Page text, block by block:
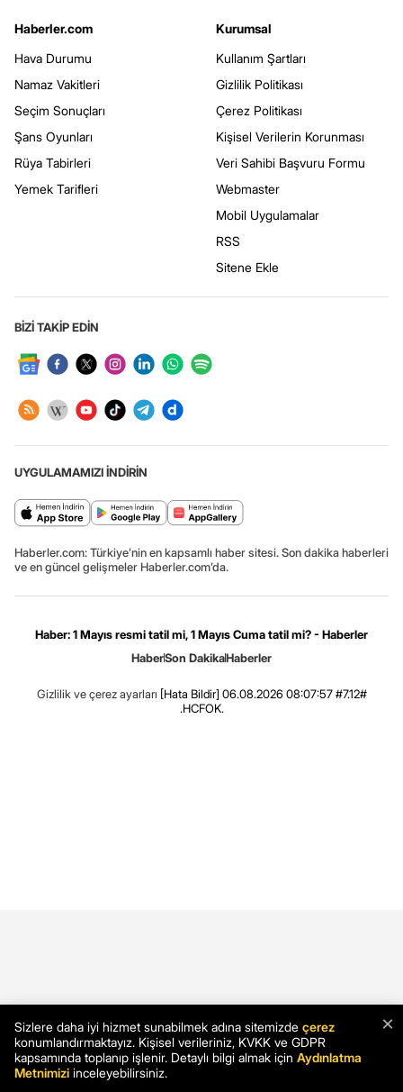
Haberler.com
Hava Durumu
Namaz Vakitleri
Seçim Sonuçları
Şans Oyunları
Rüya Tabirleri
Yemek Tarifleri
Kurumsal
Kullanım Şartları
Gizlilik Politikası
Çerez Politikası
Kişisel Verilerin Korunması
Veri Sahibi Başvuru Formu
Webmaster
Mobil Uygulamalar
RSS
Sitene Ekle
BİZİ TAKİP EDİN
UYGULAMAMIZI İNDİRİN
Haberler.com: Türkiye’nin en kapsamlı haber sitesi. Son dakika haberleri
ve en güncel gelişmeler Haberler.com’da.
Haber: 1 Mayıs resmi tatil mi, 1 Mayıs Cuma tatil mi? - Haberler
HaberSon DakikaHaberler
Gizlilik ve çerez ayarları [Hata Bildir] 06.08.2026 08:07:57 #7.12#
.HCFOK.
×
Sizlere daha iyi hizmet sunabilmek adına sitemizde çerez
konumlandırmaktayız. Kişisel verileriniz, KVKK ve GDPR
kapsamında toplanıp işlenir. Detaylı bilgi almak için Aydınlatma
Metnimizi inceleyebilirsiniz.